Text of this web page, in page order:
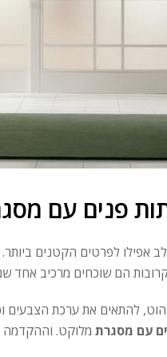
פנים עם
אפילו לפרטים הקטנים ביותר.
הם שוכחים מרכיב אחד
להתאים את ערכת הצבעים
עם מסגרת